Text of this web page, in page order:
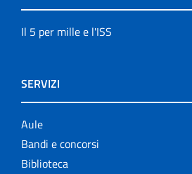
Il 5 per mille e l'ISS
SERVIZI
Aule
Bandi e concorsi
Biblioteca